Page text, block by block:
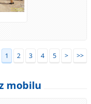
1 2 3 4 5 > >>
mobilu